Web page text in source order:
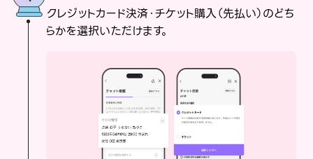
クレジットカード決済・チケット購入（先払い）のどち
らかを選択いただけます。